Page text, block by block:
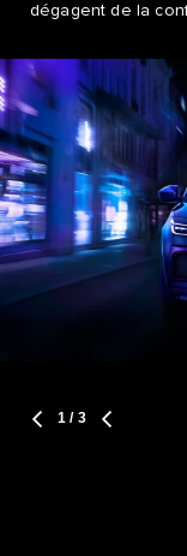
dégagent de la
1 / 3